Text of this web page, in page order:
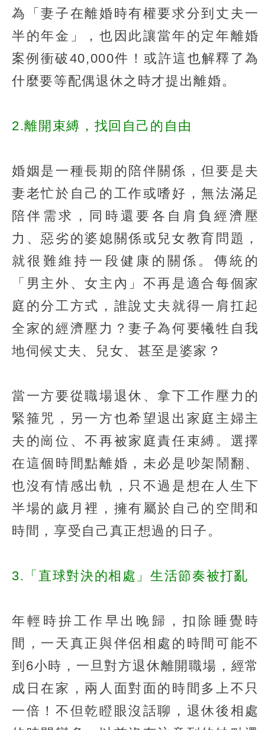
為「妻子在離婚時有權要求分到丈夫一
半的年金」，也因此讓當年的定年離婚
案例衝破40,000件！或許這也解釋了為
什麼要等配偶退休之時才提出離婚。
2.離開束縛，找回自己的自由
婚姻是一種長期的陪伴關係，但要是夫
妻老忙於自己的工作或嗜好，無法滿足
陪伴需求，同時還要各自肩負經濟壓
力、惡劣的婆媳關係或兒女教育問題，
就很難維持一段健康的關係。傳統的
「男主外、女主內」不再是適合每個家
庭的分工方式，誰說丈夫就得一肩扛起
全家的經濟壓力？妻子為何要犧牲自我
地伺候丈夫、兒女、甚至是婆家？
當一方要從職場退休、拿下工作壓力的
緊箍咒，另一方也希望退出家庭主婦主
夫的崗位、不再被家庭責任束縛。選擇
在這個時間點離婚，未必是吵架鬧翻、
也沒有情感出軌，只不過是想在人生下
半場的歲月裡，擁有屬於自己的空間和
時間，享受自己真正想過的日子。
3.「直球對決的相處」生活節奏被打亂
年輕時拚工作早出晚歸，扣除睡覺時
間，一天真正與伴侶相處的時間可能不
到6小時，一旦對方退休離開職場，經常
成日在家，兩人面對面的時間多上不只
一倍！不但乾瞪眼沒話聊，退休後相處